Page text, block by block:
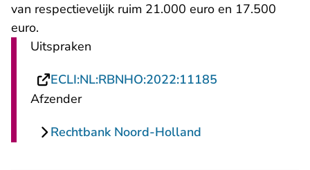
van respectievelijk ruim 21.000 euro en 17.500
euro.
Uitspraken
ECLI:NL:RBNHO:2022:11185
Afzender
Rechtbank Noord-Holland